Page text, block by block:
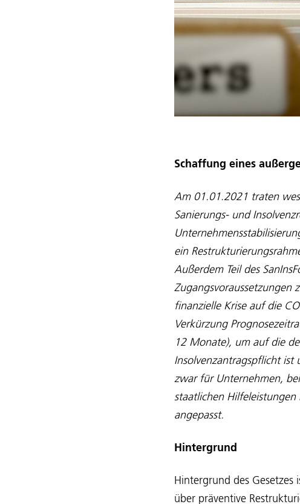
Schaffung eines
Am 01.01.2021 traten
Sanierungs- und
ein
Außerdem Teil des
Zugangsvoraussetzungen
finanzielle Krise auf die
Verkürzung
12 Monate), um auf die
Insolvenzantragspflicht ist
zwar für Unternehmen,
staatlichen
angepasst.
Hintergrund
Hintergrund des Gesetzes
über präventive